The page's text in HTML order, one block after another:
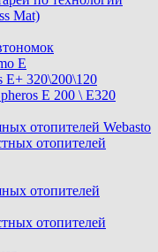
Mat)
E
E+ 320\200\120
E 200 \ E320
отопителей Webasto
отопителей
отопителей
отопителей